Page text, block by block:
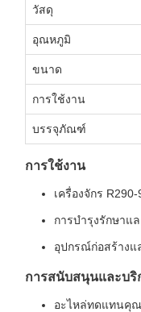
วัสดุ
อุณหภูมิ
ขนาด
การใช้งาน
บรรจุภัณฑ์
การใช้งาน
เครื่องจักร R290-
การบำรุงรักษาแ
อุปกรณ์ก่อสร้างแ
การสนับสนุนและบริ
อะไหล่ทดแทนคุ